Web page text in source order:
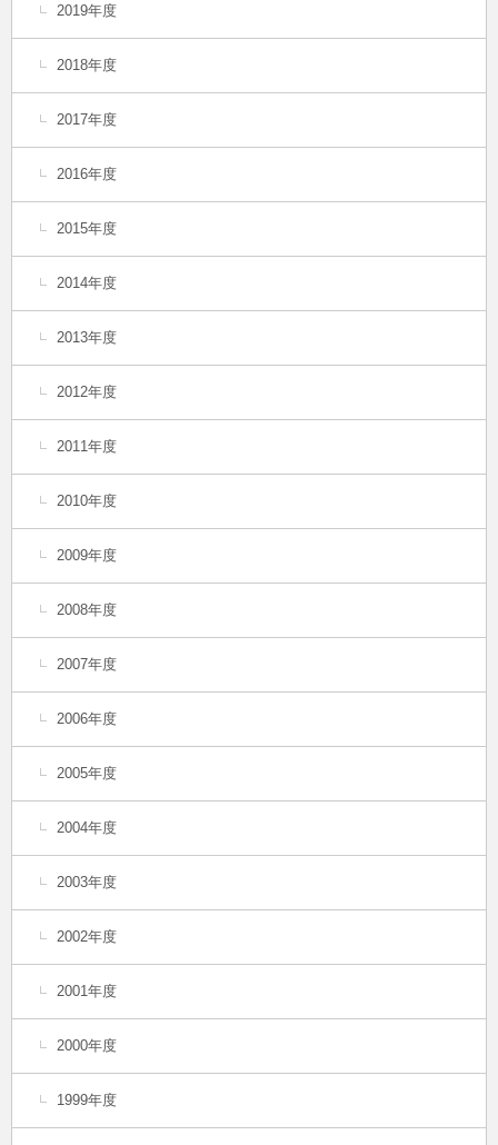
2019年度
2018年度
2017年度
2016年度
2015年度
2014年度
2013年度
2012年度
2011年度
2010年度
2009年度
2008年度
2007年度
2006年度
2005年度
2004年度
2003年度
2002年度
2001年度
2000年度
1999年度